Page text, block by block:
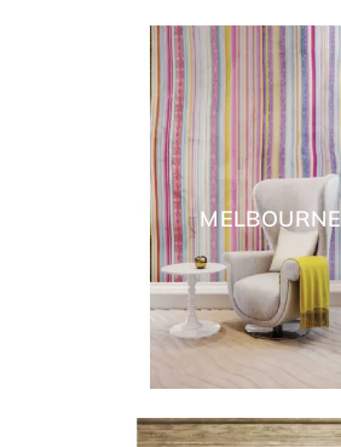
MELBOURNE